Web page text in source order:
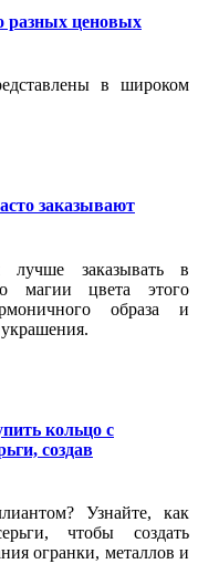
разных ценовых
в широком
заказывают
лучше заказывать в
магии цвета этого
образа и
кольцо с
создав
Узнайте, как
чтобы создать
огранки, металлов и